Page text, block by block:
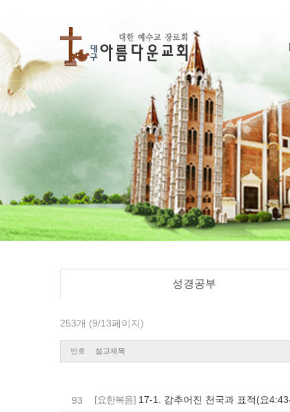
성경공부
253개 (9/13페이지)
번호 설교제목
93 [요한복음] 17-1. 감추어진 천국과 표적(요